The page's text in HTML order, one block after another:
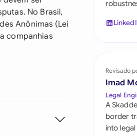
Singapore
South Africa
Switzerland
United Kingdom
United States
No Brasil,
Anônimas (Lei
companhias
Revisado
Imad
Legal
A
border
into